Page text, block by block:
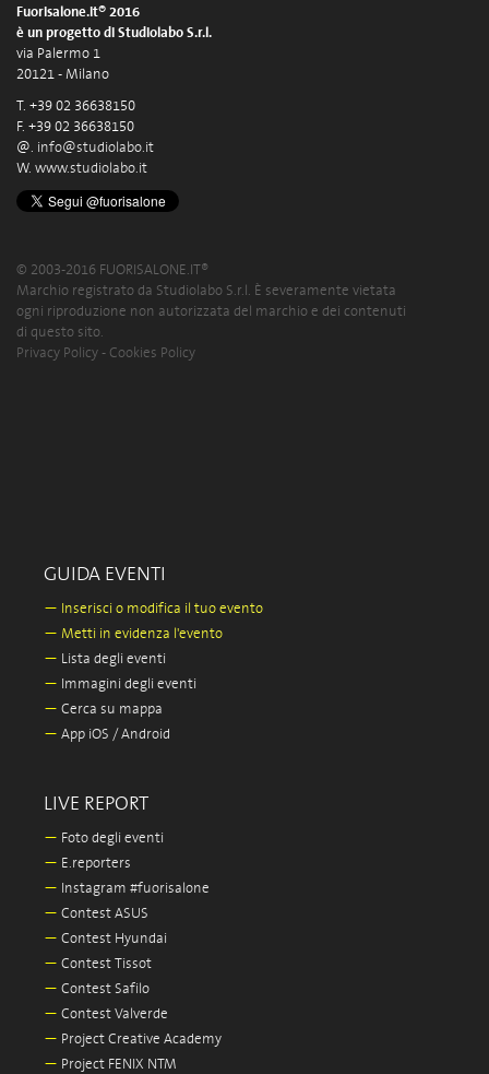
Fuorisalone.it® 2016
è un progetto di Studiolabo S.r.l.
via Palermo 1
20121 - Milano
T. +39 02 36638150
F. +39 02 36638150
@. info@studiolabo.it
W. www.studiolabo.it
© 2003-2016 FUORISALONE.IT®
Marchio registrato da Studiolabo S.r.l. È severamente vietata
ogni riproduzione non autorizzata del marchio e dei contenuti
di questo sito.
Privacy Policy - Cookies Policy
GUIDA EVENTI
— Inserisci o modifica il tuo evento
— Metti in evidenza l'evento
— Lista degli eventi
— Immagini degli eventi
— Cerca su mappa
— App iOS / Android
LIVE REPORT
— Foto degli eventi
— E.reporters
— Instagram #fuorisalone
— Contest ASUS
— Contest Hyundai
— Contest Tissot
— Contest Safilo
— Contest Valverde
— Project Creative Academy
— Project FENIX NTM